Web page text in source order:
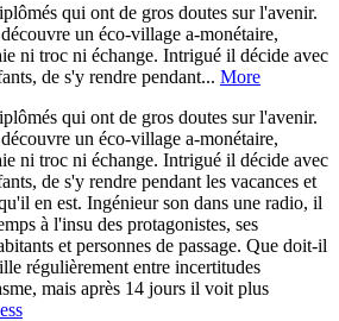
qui ont de gros doutes sur l'avenir.
un éco-village a-monétaire,
ni troc ni échange. Intrigué il décide avec
de s'y rendre pendant... More
qui ont de gros doutes sur l'avenir.
un éco-village a-monétaire,
ni troc ni échange. Intrigué il décide avec
de s'y rendre pendant les vacances et
en est. Ingénieur son dans une radio, il
à l'insu des protagonistes, ses
et personnes de passage. Que doit-il
régulièrement entre incertitudes
mais après 14 jours il voit plus